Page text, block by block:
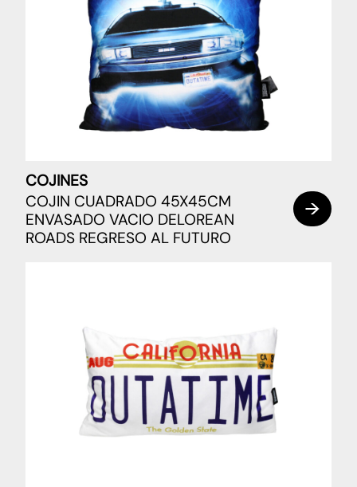
COJINES
COJIN CUADRADO 45X45CM
ENVASADO VACIO DELOREAN
ROADS REGRESO AL FUTURO